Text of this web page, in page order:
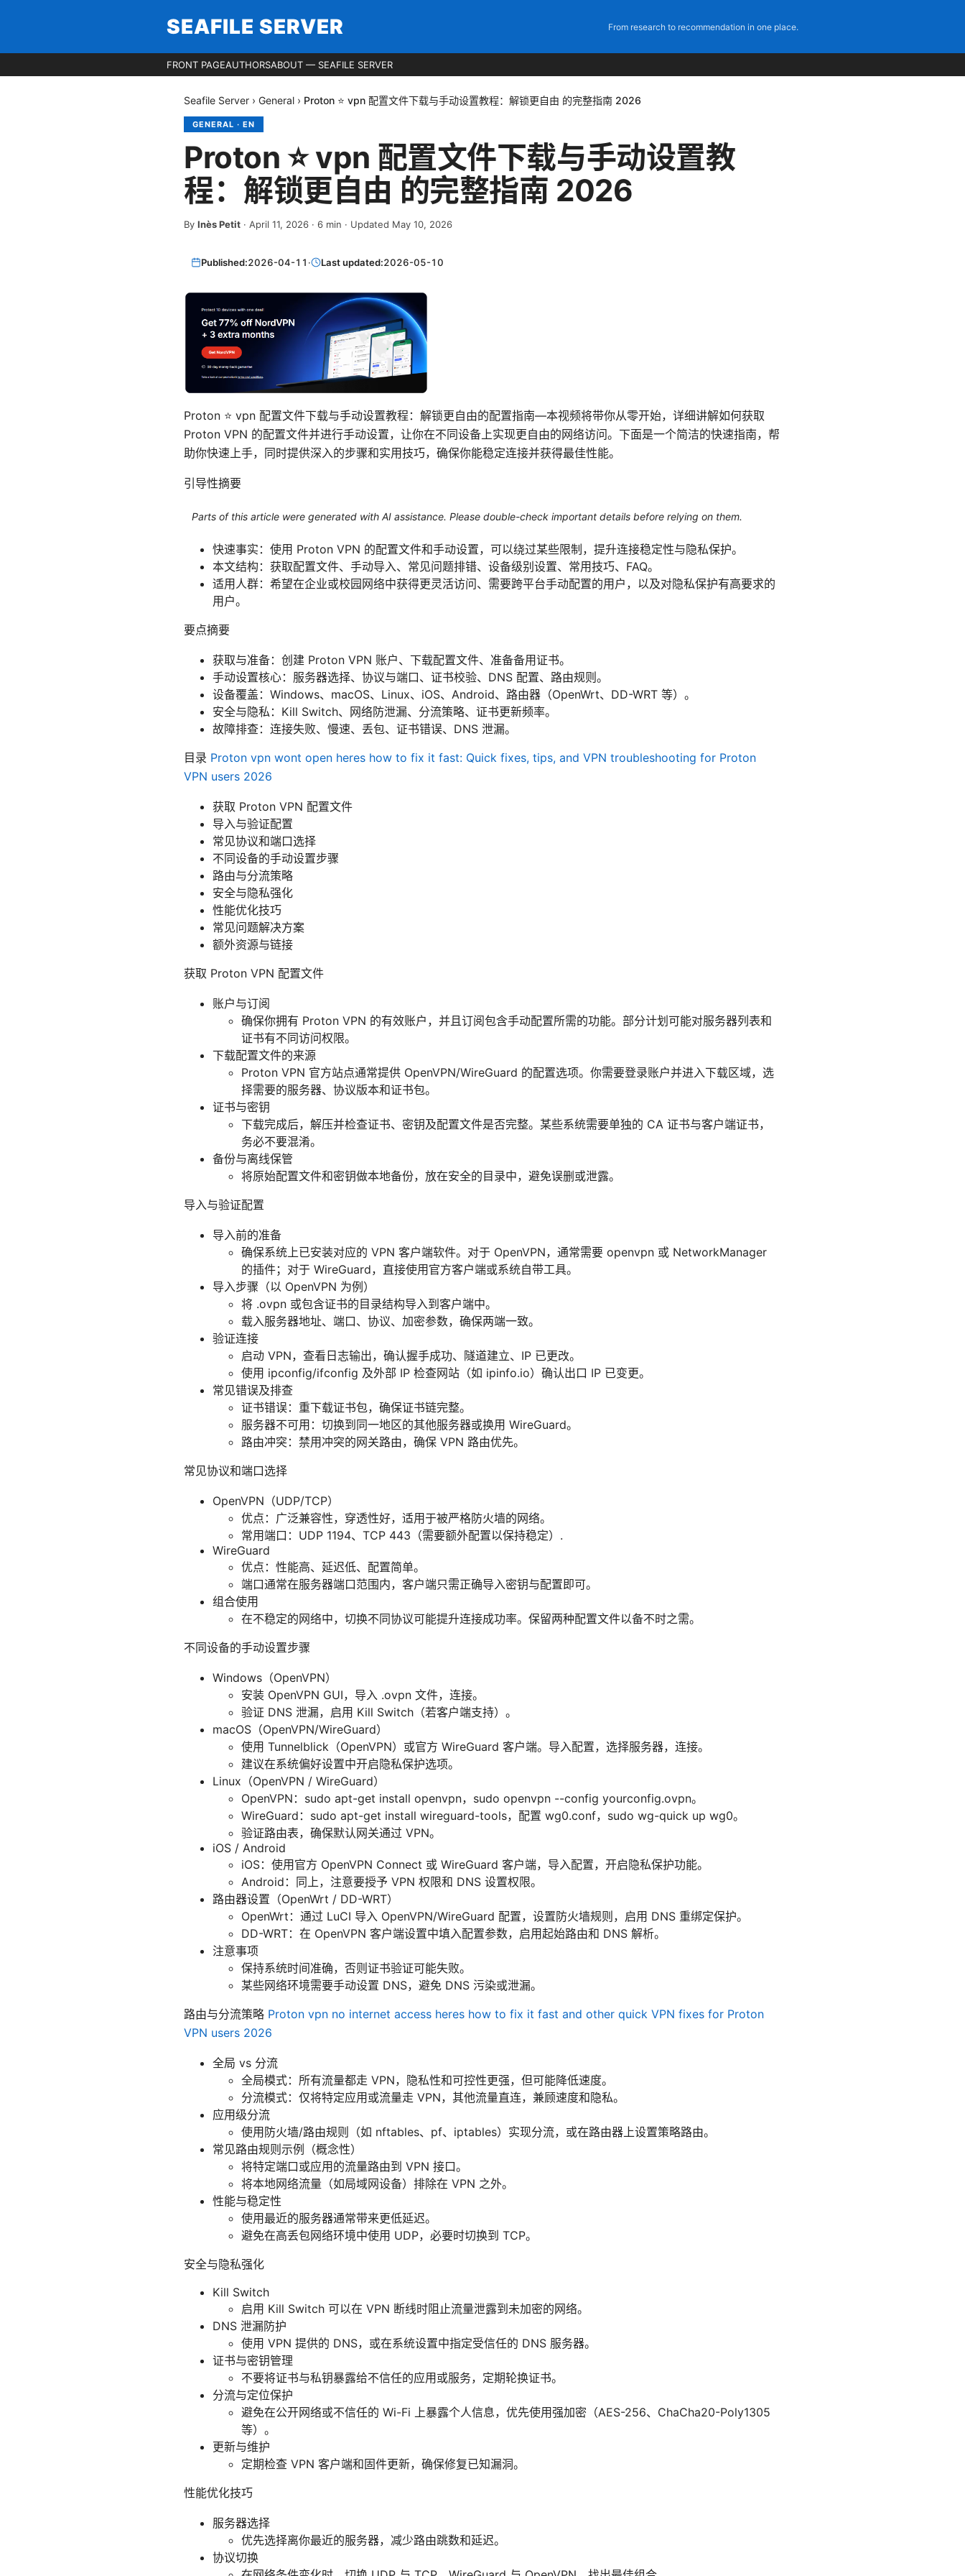
SEAFILE SERVER From research to recommendation in one place.
FRONT PAGEAUTHORSABOUT — SEAFILE SERVER
Seafile Server › General › Proton ⭐ vpn 配置文件下载与手动设置教程：解锁更自由 的完整指南 2026
GENERAL · EN
Proton ⭐ vpn 配置文件下载与手动设置教
程：解锁更自由 的完整指南 2026
By Inès Petit · April 11, 2026 · 6 min · Updated May 10, 2026
Published:2026-04-11 · Last updated:2026-05-10
Proton ⭐ vpn 配置文件下载与手动设置教程：解锁更自由的配置指南—本视频将带你从零开始，详细讲解如何获取
Proton VPN 的配置文件并进行手动设置，让你在不同设备上实现更自由的网络访问。下面是一个简洁的快速指南，帮
助你快速上手，同时提供深入的步骤和实用技巧，确保你能稳定连接并获得最佳性能。
引导性摘要
Parts of this article were generated with AI assistance. Please double-check important details before relying on them.
快速事实：使用 Proton VPN 的配置文件和手动设置，可以绕过某些限制，提升连接稳定性与隐私保护。
本文结构：获取配置文件、手动导入、常见问题排错、设备级别设置、常用技巧、FAQ。
适用人群：希望在企业或校园网络中获得更灵活访问、需要跨平台手动配置的用户，以及对隐私保护有高要求的
用户。
要点摘要
获取与准备：创建 Proton VPN 账户、下载配置文件、准备备用证书。
手动设置核心：服务器选择、协议与端口、证书校验、DNS 配置、路由规则。
设备覆盖：Windows、macOS、Linux、iOS、Android、路由器（OpenWrt、DD-WRT 等）。
安全与隐私：Kill Switch、网络防泄漏、分流策略、证书更新频率。
故障排查：连接失败、慢速、丢包、证书错误、DNS 泄漏。
目录 Proton vpn wont open heres how to fix it fast: Quick fixes, tips, and VPN troubleshooting for Proton
VPN users 2026
获取 Proton VPN 配置文件
导入与验证配置
常见协议和端口选择
不同设备的手动设置步骤
路由与分流策略
安全与隐私强化
性能优化技巧
常见问题解决方案
额外资源与链接
获取 Proton VPN 配置文件
账户与订阅
确保你拥有 Proton VPN 的有效账户，并且订阅包含手动配置所需的功能。部分计划可能对服务器列表和
证书有不同访问权限。
下载配置文件的来源
Proton VPN 官方站点通常提供 OpenVPN/WireGuard 的配置选项。你需要登录账户并进入下载区域，选
择需要的服务器、协议版本和证书包。
证书与密钥
下载完成后，解压并检查证书、密钥及配置文件是否完整。某些系统需要单独的 CA 证书与客户端证书，
务必不要混淆。
备份与离线保管
将原始配置文件和密钥做本地备份，放在安全的目录中，避免误删或泄露。
导入与验证配置
导入前的准备
确保系统上已安装对应的 VPN 客户端软件。对于 OpenVPN，通常需要 openvpn 或 NetworkManager
的插件；对于 WireGuard，直接使用官方客户端或系统自带工具。
导入步骤（以 OpenVPN 为例）
将 .ovpn 或包含证书的目录结构导入到客户端中。
载入服务器地址、端口、协议、加密参数，确保两端一致。
验证连接
启动 VPN，查看日志输出，确认握手成功、隧道建立、IP 已更改。
使用 ipconfig/ifconfig 及外部 IP 检查网站（如 ipinfo.io）确认出口 IP 已变更。
常见错误及排查
证书错误：重下载证书包，确保证书链完整。
服务器不可用：切换到同一地区的其他服务器或换用 WireGuard。
路由冲突：禁用冲突的网关路由，确保 VPN 路由优先。
常见协议和端口选择
OpenVPN（UDP/TCP）
优点：广泛兼容性，穿透性好，适用于被严格防火墙的网络。
常用端口：UDP 1194、TCP 443（需要额外配置以保持稳定）.
WireGuard
优点：性能高、延迟低、配置简单。
端口通常在服务器端口范围内，客户端只需正确导入密钥与配置即可。
组合使用
在不稳定的网络中，切换不同协议可能提升连接成功率。保留两种配置文件以备不时之需。
不同设备的手动设置步骤
Windows（OpenVPN）
安装 OpenVPN GUI，导入 .ovpn 文件，连接。
验证 DNS 泄漏，启用 Kill Switch（若客户端支持）。
macOS（OpenVPN/WireGuard）
使用 Tunnelblick（OpenVPN）或官方 WireGuard 客户端。导入配置，选择服务器，连接。
建议在系统偏好设置中开启隐私保护选项。
Linux（OpenVPN / WireGuard）
OpenVPN：sudo apt-get install openvpn，sudo openvpn --config yourconfig.ovpn。
WireGuard：sudo apt-get install wireguard-tools，配置 wg0.conf，sudo wg-quick up wg0。
验证路由表，确保默认网关通过 VPN。
iOS / Android
iOS：使用官方 OpenVPN Connect 或 WireGuard 客户端，导入配置，开启隐私保护功能。
Android：同上，注意要授予 VPN 权限和 DNS 设置权限。
路由器设置（OpenWrt / DD-WRT）
OpenWrt：通过 LuCI 导入 OpenVPN/WireGuard 配置，设置防火墙规则，启用 DNS 重绑定保护。
DD-WRT：在 OpenVPN 客户端设置中填入配置参数，启用起始路由和 DNS 解析。
注意事项
保持系统时间准确，否则证书验证可能失败。
某些网络环境需要手动设置 DNS，避免 DNS 污染或泄漏。
路由与分流策略 Proton vpn no internet access heres how to fix it fast and other quick VPN fixes for Proton
VPN users 2026
全局 vs 分流
全局模式：所有流量都走 VPN，隐私性和可控性更强，但可能降低速度。
分流模式：仅将特定应用或流量走 VPN，其他流量直连，兼顾速度和隐私。
应用级分流
使用防火墙/路由规则（如 nftables、pf、iptables）实现分流，或在路由器上设置策略路由。
常见路由规则示例（概念性）
将特定端口或应用的流量路由到 VPN 接口。
将本地网络流量（如局域网设备）排除在 VPN 之外。
性能与稳定性
使用最近的服务器通常带来更低延迟。
避免在高丢包网络环境中使用 UDP，必要时切换到 TCP。
安全与隐私强化
Kill Switch
启用 Kill Switch 可以在 VPN 断线时阻止流量泄露到未加密的网络。
DNS 泄漏防护
使用 VPN 提供的 DNS，或在系统设置中指定受信任的 DNS 服务器。
证书与密钥管理
不要将证书与私钥暴露给不信任的应用或服务，定期轮换证书。
分流与定位保护
避免在公开网络或不信任的 Wi-Fi 上暴露个人信息，优先使用强加密（AES-256、ChaCha20-Poly1305
等）。
更新与维护
定期检查 VPN 客户端和固件更新，确保修复已知漏洞。
性能优化技巧
服务器选择
优先选择离你最近的服务器，减少路由跳数和延迟。
协议切换